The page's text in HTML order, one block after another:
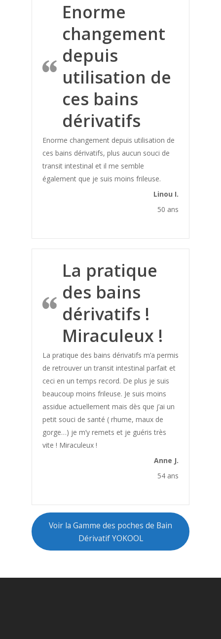
Enorme
changement
depuis
utilisation de
ces bains
dérivatifs
Enorme changement depuis utilisation de
ces bains dérivatifs, plus aucun souci de
transit intestinal et il me semble
également que je suis moins frileuse.
Linou I.
50 ans
La pratique
des bains
dérivatifs !
Miraculeux !
La pratique des bains dérivatifs m’a permis
de retrouver un transit intestinal parfait et
ceci en un temps record. De plus je suis
beaucoup moins frileuse. Je suis moins
assidue actuellement mais dès que j’ai un
petit souci de santé ( rhume, maux de
gorge…) je m’y remets et je guéris très
vite ! Miraculeux !
Anne J.
54 ans
Voir la Gamme des poches de Bain
Dérivatif YOKOOL
Bartholinite
Bien etre
Bonne Santé
Bouffées de Chaleur
Calcification
Cholesterol
Cicatrice
Cicatrisation
Circulation Sanguine
Colère
Concentration
Condition physique
Constipation
Cors au pied
Courbatures
Culotte de cheval
Cycle hormonal
Défense immunitaire
Dents
Diabète